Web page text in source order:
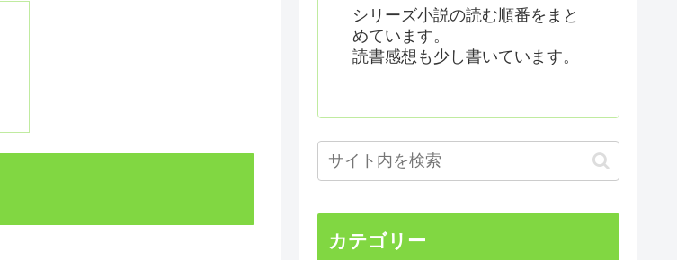
シリーズ小説の読む順番をまと
めています。
読書感想も少し書いています。
カテゴリー